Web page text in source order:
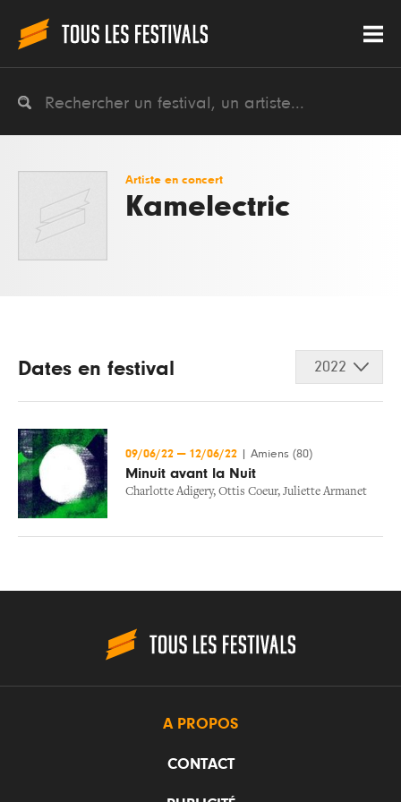
Artiste en concert
Kamelectric
Dates en festival 2022
09/06/22 — 12/06/22 Amiens (80)
Minuit avant la Nuit
Charlotte Adigery, Ottis Coeur, Juliette Armanet
A PROPOS
CONTACT